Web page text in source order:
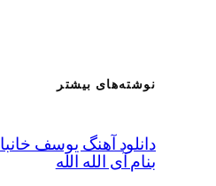
نوشته‌های بیشتر
دانلود آهنگ یوسف خانبازیان
بنام آی الله الله